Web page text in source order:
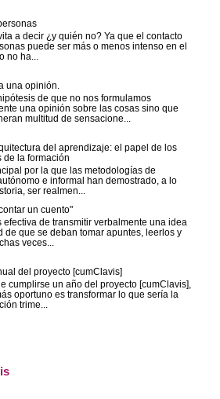
a decir ¿y quién no? Ya que el contacto
puede ser más o menos intenso en el
no ha...
una opinión.
de que no nos formulamos
una opinión sobre las cosas sino que
multitud de sensacione...
del aprendizaje: el papel de los
de la formación
por la que las metodologías de
e informal han demostrado, a lo
ser realmen...
un cuento"
efectiva de transmitir verbalmente una idea
de que se deban tomar apuntes, leerlos y
veces...
del proyecto [cumClavis]
cumplirse un año del proyecto [cumClavis],
oportuno es transformar lo que sería la
trime...